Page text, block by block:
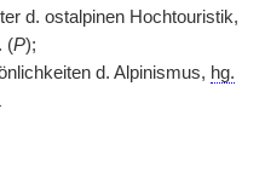
d. ostalpinen Hochtouristik,
(P);
d. Alpinismus, hg.